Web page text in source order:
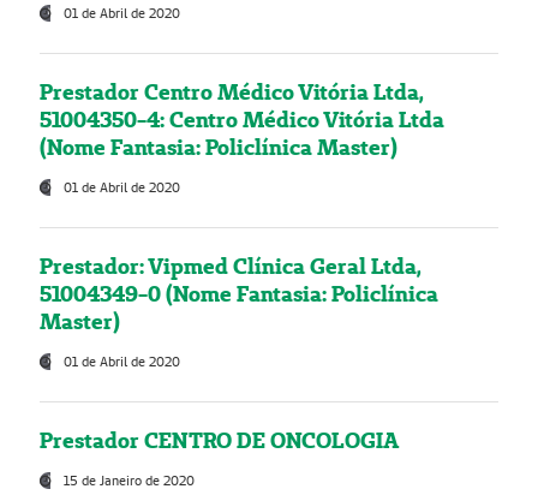
01 de Abril de 2020
Prestador Centro Médico Vitória Ltda,
51004350-4: Centro Médico Vitória Ltda
(Nome Fantasia: Policlínica Master)
01 de Abril de 2020
Prestador: Vipmed Clínica Geral Ltda,
51004349-0 (Nome Fantasia: Policlínica
Master)
01 de Abril de 2020
Prestador CENTRO DE ONCOLOGIA
15 de Janeiro de 2020